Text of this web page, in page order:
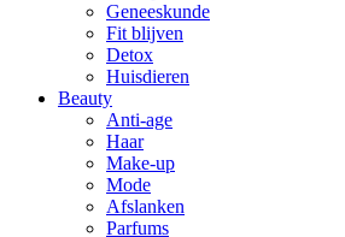
Geneeskunde
Fit blijven
Detox
Huisdieren
Beauty
Anti-age
Haar
Make-up
Mode
Afslanken
Parfums